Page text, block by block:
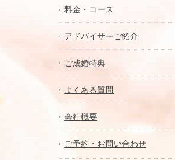
料金・コース
アドバイザーご紹介
ご成婚特典
よくある質問
会社概要
ご予約・お問い合わせ